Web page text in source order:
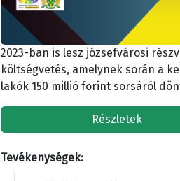
2023-ban is lesz józsefvárosi
költségvetés, amelynek során a
lakók 150 millió forint sorsáról
Részletek
Tevékenységek: